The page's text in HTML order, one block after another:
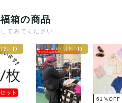
箱の商品
てみてください
61 %OFF